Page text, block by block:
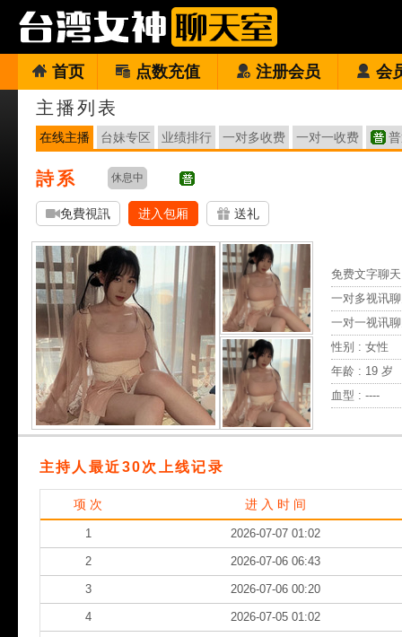
首页 点数充值 注册会员 会
主播列表
在线主播 台妹专区 业绩排行 一对多收费 一对一收费
詩系 休息中
免費視訊 进入包厢 送礼
免费文字聊
一对多视讯
一对一视讯
性别 : 女性
年龄 : 19 岁
血型 : ----
主持人最近30次上线记录
项 次 进 入 时 间
1 2026-07-07 01:02
2 2026-07-06 06:43
3 2026-07-06 00:20
4 2026-07-05 01:02